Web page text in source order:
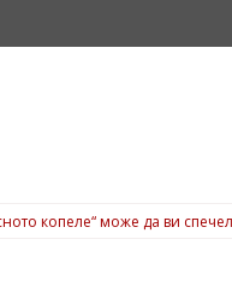
копеле“ може да ви